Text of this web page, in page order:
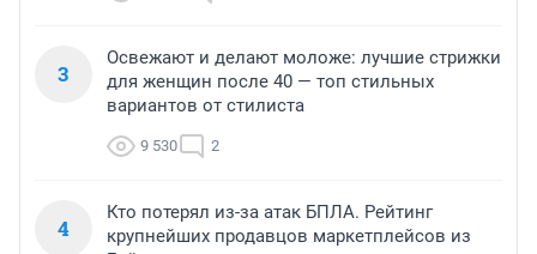
3
Освежают и делают моложе: лучшие стрижки
для женщин после 40 — топ стильных
вариантов от стилиста
9 530 2
4
Кто потерял из-за атак БПЛА. Рейтинг
крупнейших продавцов маркетплейсов из